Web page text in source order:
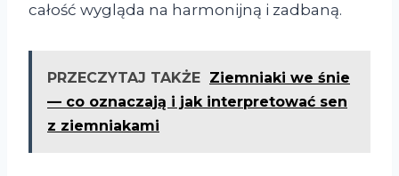
całość wygląda na harmonijną i zadbaną.
PRZECZYTAJ TAKŻE Ziemniaki we śnie
— co oznaczają i jak interpretować sen
z ziemniakami